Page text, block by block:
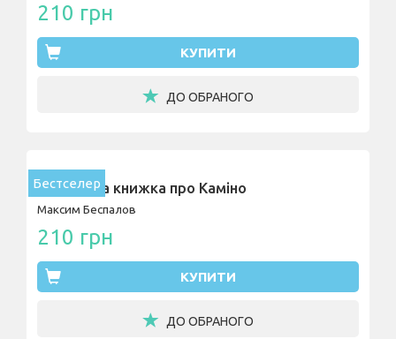
210 грн
КУПИТИ
ДО ОБРАНОГО
Найкраща книжка про Каміно
Максим Беспалов
210 грн
Бестселер
КУПИТИ
ДО ОБРАНОГО